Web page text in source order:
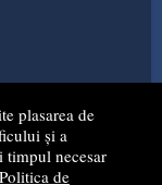
plasarea de
și a
timpul necesar
Politica de